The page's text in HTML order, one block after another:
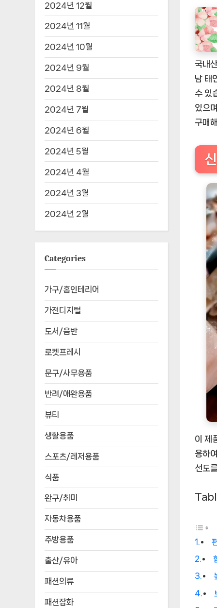
국내
남 태
수 있
있으
구매
이 제
용하
선도
2024년 12월
2024년 11월
2024년 10월
2024년 9월
2024년 8월
2024년 7월
2024년 6월
2024년 5월
2024년 4월
2024년 3월
2024년 2월
Categories
가구/홈인테리어
가전디지털
도서/음반
로켓프레시
문구/사무용품
반려/애완용품
뷰티
생활용품
스포츠/레저용품
식품
완구/취미
자동차용품
주방용품
출산/유아
패션의류
패션잡화